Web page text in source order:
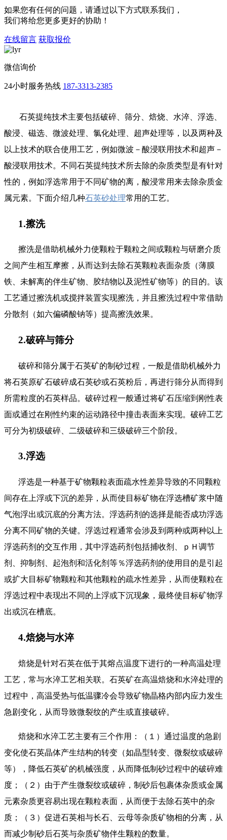
如果您有任何的问题，请通过以下方式联系我们，
我们将给您更多更好的协助！
在线留言 获取报价
微信询价
24小时服务热线 187-3313-2385
石英提纯技术主要包括破碎、筛分、焙烧、水淬、浮选、
酸浸、磁选、微波处理、氯化处理、超声处理等，以及两种及
以上技术的联合使用工艺，例如微波－酸浸联用技术和超声－
酸浸联用技术。不同石英提纯技术所去除的杂质类型是有针对
性的，例如浮选常用于不同矿物的离，酸浸常用来去除杂质金
属元素。下面介绍几种石英砂处理常用的工艺。
1.擦洗
擦洗是借助机械外力使颗粒于颗粒之间或颗粒与研磨介质
之间产生相互摩擦，从而达到去除石英颗粒表面杂质（薄膜
铁、未解离的伴生矿物、胶结物以及泥性矿物等）的目的。该
工艺通过擦洗机或搅拌装置实现擦洗，并且擦洗过程中常借助
分散剂（如六偏磷酸钠等）提高擦洗效果。
2.破碎与筛分
破碎和筛分属于石英矿的制砂过程，一般是借助机械外力
将石英原矿石破碎成石英砂或石英粉后，再进行筛分从而得到
所需粒度的石英样品。破碎过程一般通过将矿石压缩到刚性表
面或通过在刚性约束的运动路径中撞击表面来实现。破碎工艺
可分为初级破碎、二级破碎和三级破碎三个阶段。
3.浮选
浮选是一种基于矿物颗粒表面疏水性差异导致的不同颗粒
间存在上浮或下沉的差异，从而使目标矿物在浮选槽矿浆中随
气泡浮出或沉底的分离方法。浮选药剂的选择是能否成功浮选
分离不同矿物的关键。浮选过程通常会涉及到两种或两种以上
浮选药剂的交互作用，其中浮选药剂包括捕收剂、ｐＨ调节
剂、抑制剂、起泡剂和活化剂等％浮选药剂的使用目的是引起
或扩大目标矿物颗粒和其他颗粒的疏水性差异，从而使颗粒在
浮选过程中表现出不同的上浮或下沉现象，最终使目标矿物浮
出或沉在槽底。
4.焙烧与水淬
焙烧是针对石英在低于其熔点温度下进行的一种高温处理
工艺，常与水淬工艺相关联。石英矿在高温焙烧和水淬处理的
过程中，高温受热与低温骤冷会导致矿物晶格内部内应力发生
急剧变化，从而导致微裂纹的产生或直接破碎。
焙烧和水淬工艺主要有三个作用：（１）通过温度的急剧
变化使石英晶体产生结构的转变（如晶型转变、微裂纹或破碎
等），降低石英矿的机械强度，从而降低制砂过程中的破碎难
度；（２）由于产生微裂纹或破碎，制砂后包裹体杂质或金属
元素杂质更容易出现在颗粒表面，从而便于去除石英中的杂
质；（３）促进石英相与长石、云母等杂质矿物相的分离，从
而减少制砂后石英与杂质矿物伴生颗粒的数量。